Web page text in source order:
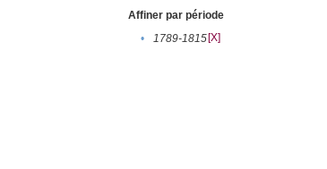
Affiner par période
•
1789-1815[X]